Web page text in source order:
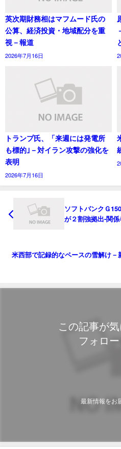
英次期財務相はマフムード氏の
公算、経済投資・地域配分を重
視－報道
2026年7月16日
トランプ氏、「来週には発電所
も標的｣－対イラン攻撃の強化を
表明
2026年7月16日
ソフトバンクＧ
が２割強拠出-関
米西部で記録的なペースの雪解け－
この記事が
フォロ
最新情報をお